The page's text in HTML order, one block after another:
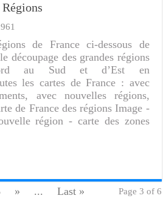
de France ci-dessous de
découpage des grandes régions
au Sud et d’Est en
les cartes de France : avec
avec nouvelles régions,
de France des régions Image -
région - carte des zones
Page 3 of 6
» ... Last »